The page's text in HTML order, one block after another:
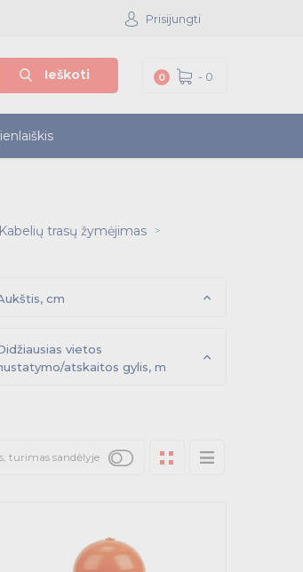
Prisijungti
Ieškoti 0 - 0
Kabelių trasų žymėjimas
cm
vietos
atskaitos gylis, m
turimas sandėlyje